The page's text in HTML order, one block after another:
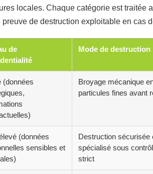
locales. Chaque catégorie est traitée
de destruction exploitable en cas
de
Mode de destruction
(données
Broyage mécanique
particules fines avant
(données
sensibles et
Destruction sécurisée
spécialisé sous
strict